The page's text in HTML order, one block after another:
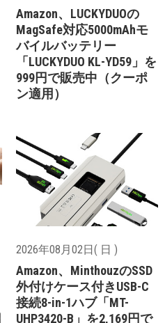
Amazon、LUCKYDUOの
MagSafe対応5000mAhモ
バイルバッテリー
「LUCKYDUO KL-YD59」を
999円で販売中（クーポ
ン適用）
2026年08月02日( 日 )
Amazon、MinthouzのSSD
外付けケース付きUSB-C
接続8-in-1ハブ「MT-
UHP3420-B」を2,169円で